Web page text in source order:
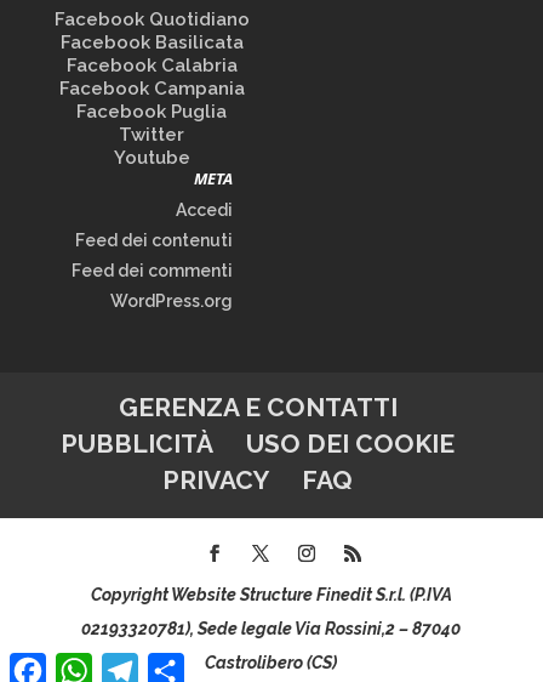
Facebook Quotidiano
Facebook Basilicata
Facebook Calabria
Facebook Campania
Facebook Puglia
Twitter
Youtube
META
Accedi
Feed dei contenuti
Feed dei commenti
WordPress.org
GERENZA E CONTATTI
PUBBLICITÀ
USO DEI COOKIE
PRIVACY
FAQ
Copyright Website Structure Finedit S.r.l. (P.IVA
02193320781), Sede legale Via Rossini,2 – 87040
Castrolibero (CS)
Facebook
WhatsAppTelegram
Condividi